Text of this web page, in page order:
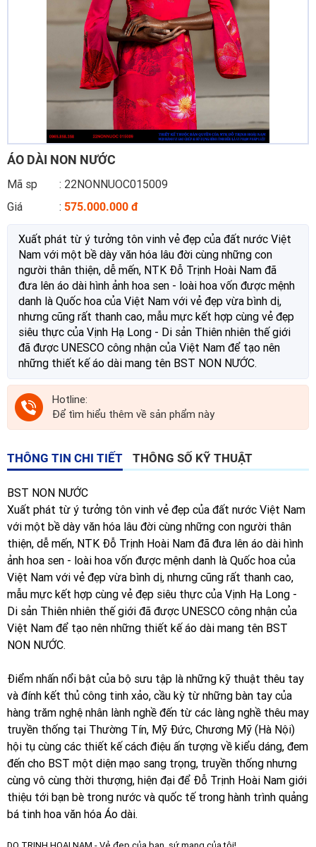
Chức vụ *
Lĩnh vực hoạt động *
ĐĂNG KÝ HỘI VIÊN
Các ô có dấu * cần điền đầy đủ thông tin
Tải hồ sơ đăng ký Hội viên tại đây
ÁO DÀI NON NƯỚC
Mã sp
: 22NONNUOC015009
Giá
: 575.000.000 đ
Xuất phát từ ý tưởng tôn vinh vẻ đẹp của đất nước Việt
Nam với một bề dày văn hóa lâu đời cùng những con
người thân thiện, dễ mến, NTK Đỗ Trịnh Hoài Nam đã
đưa lên áo dài hình ảnh hoa sen - loài hoa vốn được mệnh
danh là Quốc hoa của Việt Nam với vẻ đẹp vừa bình dị,
nhưng cũng rất thanh cao, mẫu mực kết hợp cùng vẻ đẹp
siêu thực của Vịnh Hạ Long - Di sản Thiên nhiên thế giới
đã được UNESCO công nhận của Việt Nam để tạo nên
những thiết kế áo dài mang tên BST NON NƯỚC.
Hotline:
Để tìm hiểu thêm về sản phẩm này
THÔNG TIN CHI TIẾT THÔNG SỐ KỸ THUẬT
BST NON NƯỚC
Xuất phát từ ý tưởng tôn vinh vẻ đẹp của đất nước Việt Nam
với một bề dày văn hóa lâu đời cùng những con người thân
thiện, dễ mến, NTK Đỗ Trịnh Hoài Nam đã đưa lên áo dài hình
ảnh hoa sen - loài hoa vốn được mệnh danh là Quốc hoa của
Việt Nam với vẻ đẹp vừa bình dị, nhưng cũng rất thanh cao,
mẫu mực kết hợp cùng vẻ đẹp siêu thực của Vịnh Hạ Long -
Di sản Thiên nhiên thế giới đã được UNESCO công nhận của
Việt Nam để tạo nên những thiết kế áo dài mang tên BST
NON NƯỚC.
Điểm nhấn nổi bật của bộ sưu tập là những kỹ thuật thêu tay
và đính kết thủ công tinh xảo, cầu kỳ từ những bàn tay của
hàng trăm nghệ nhân lành nghề đến từ các làng nghề thêu may
truyền thống tại Thường Tín, Mỹ Đức, Chương Mỹ (Hà Nội)
hội tụ cùng các thiết kế cách điệu ấn tượng về kiểu dáng, đem
đến cho BST một diện mạo sang trọng, truyền thống nhưng
cùng vô cùng thời thượng, hiện đại để Đỗ Trịnh Hoài Nam giới
thiệu tới bạn bè trong nước và quốc tế trong hành trình quảng
bá tinh hoa văn hóa Áo dài.